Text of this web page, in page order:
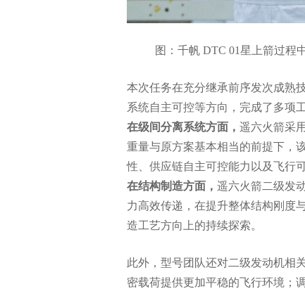
图：千帆 DTC 01星上箭过程
本次任务在充分继承前序发次成熟
系统自主可控等方向，完成了多项
在级间分离系统方面， 遥六火箭采
重量与原方案基本相当的前提下，
性、供应链自主可控能力以及飞行可
在结构制造方面， 遥六火箭二级发
力高效传递，在提升整体结构刚度
造工艺方向上的持续探索。
此外，型号团队还对二级发动机相
密载荷提供更加平稳的飞行环境；